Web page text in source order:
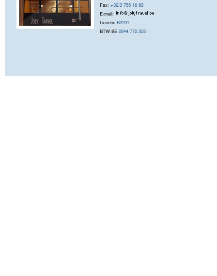
Fax: +32/3 755 16 93
E-mail:
Licentie B2201
BTW BE 0844.772.505